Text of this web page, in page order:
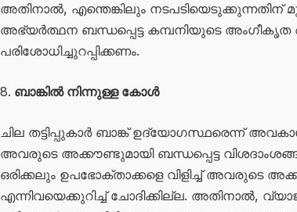
അതിനാൽ, എന്തെങ്കിലും
അഭ്യർത്ഥന ബന്ധപ്പെട്ട കമ്പനിയുടെ
പരിശോധിച്ചുറപ്പിക്കണം.
ബാങ്കിൽ നിന്നുള്ള കോൾ
ചില തട്ടിപ്പുകാർ ബാങ്ക് ഉദ്യോഗസ്ഥരെന്ന്
അവരുടെ അക്കൗണ്ടുമായി ബന്ധപ്പെട്ട
ഒരിക്കലും ഉപഭോക്താക്കളെ വിളിച്ച് അവരുടെ
എന്നിവയെക്കുറിച്ച് ചോദിക്കില്ല. അതിനാൽ,